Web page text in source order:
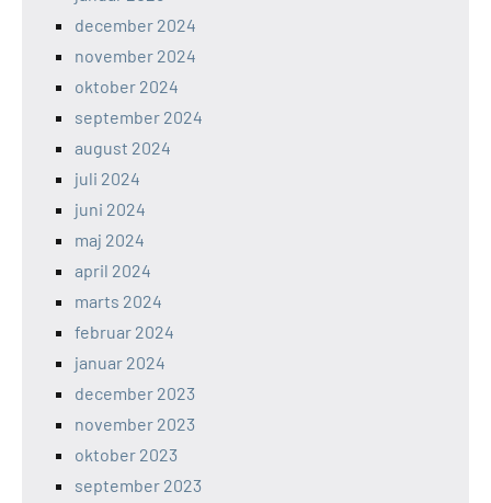
december 2024
november 2024
oktober 2024
september 2024
august 2024
juli 2024
juni 2024
maj 2024
april 2024
marts 2024
februar 2024
januar 2024
december 2023
november 2023
oktober 2023
september 2023